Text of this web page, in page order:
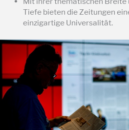
Tiefe bieten die Zeitungen
einzigartige Universalität.